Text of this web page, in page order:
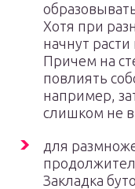
Хотя при
начнут
Причем на
повлиять
например,
слишком не
для
Закладка